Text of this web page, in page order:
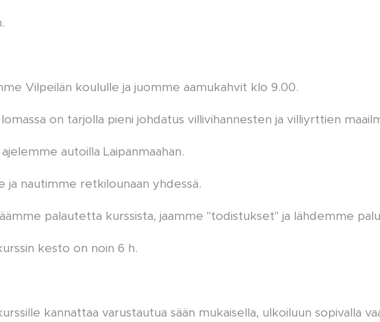
Vilpeilän koululle ja juomme aamukahvit klo 9.00.
on tarjolla pieni johdatus villivihannesten ja villiyrttien
autoilla Laipanmaahan.
ja nautimme retkilounaan yhdessä.
palautetta kurssista, jaamme "todistukset" ja lähdemme
kesto on noin 6 h.
kannattaa varustautua sään mukaisella, ulkoiluun sopivalla